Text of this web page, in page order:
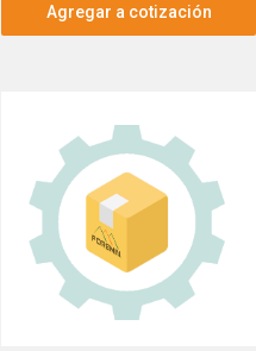
Agregar a cotización